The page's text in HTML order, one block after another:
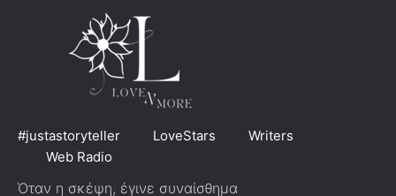
#justastoryteller LoveStars
Writers
Web Radio
Όταν η σκέψη, έγινε συναίσθημα